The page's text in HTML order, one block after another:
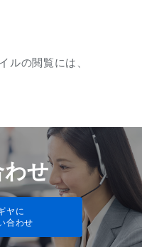
ルの閲覧には、
わせ
ヤに
合わせ